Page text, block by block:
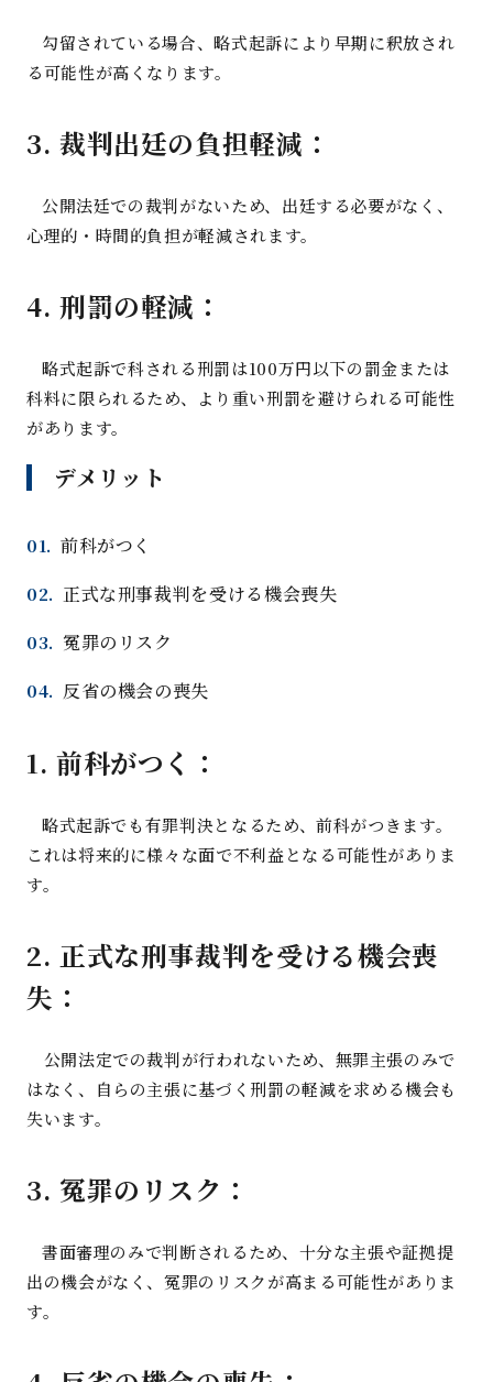
勾留されている場合、略式起訴により早期に釈放され
る可能性が高くなります。
3. 裁判出廷の負担軽減：
公開法廷での裁判がないため、出廷する必要がなく、
心理的・時間的負担が軽減されます。
4. 刑罰の軽減：
略式起訴で科される刑罰は100万円以下の罰金または
科料に限られるため、より重い刑罰を避けられる可能性
があります。
デメリット
前科がつく
正式な刑事裁判を受ける機会喪失
冤罪のリスク
反省の機会の喪失
1. 前科がつく：
略式起訴でも有罪判決となるため、前科がつきます。
これは将来的に様々な面で不利益となる可能性がありま
す。
2. 正式な刑事裁判を受ける機会喪
失 ：
公開法定での裁判が行われないため、無罪主張のみで
はなく、自らの主張に基づく刑罰の軽減を求める機会も
失います。
3. 冤罪のリスク：
書面審理のみで判断されるため、十分な主張や証拠提
出の機会がなく、冤罪のリスクが高まる可能性がありま
す。